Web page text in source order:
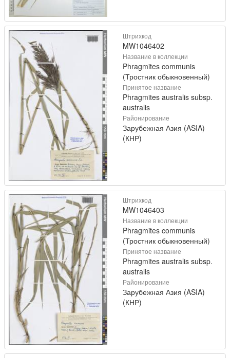
Штрихкод
MW1046402
Название в коллекции
Phragmites communis
(Тростник обыкновенный)
Принятое название
Phragmites australis subsp.
australis
Районирование
Зарубежная Азия (ASIA)
(КНР)
Штрихкод
MW1046403
Название в коллекции
Phragmites communis
(Тростник обыкновенный)
Принятое название
Phragmites australis subsp.
australis
Районирование
Зарубежная Азия (ASIA)
(КНР)